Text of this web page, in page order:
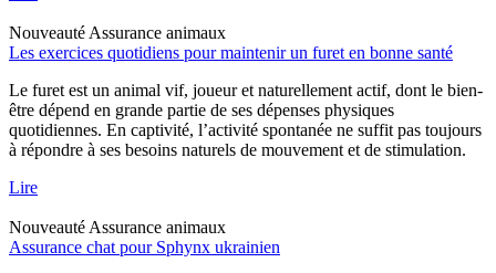
Nouveauté Assurance animaux
Les exercices quotidiens pour maintenir un furet en bonne santé
Le furet est un animal vif, joueur et naturellement actif, dont le bien-
être dépend en grande partie de ses dépenses physiques
quotidiennes. En captivité, l’activité spontanée ne suffit pas toujours
à répondre à ses besoins naturels de mouvement et de stimulation.
Lire
Nouveauté Assurance animaux
Assurance chat pour Sphynx ukrainien